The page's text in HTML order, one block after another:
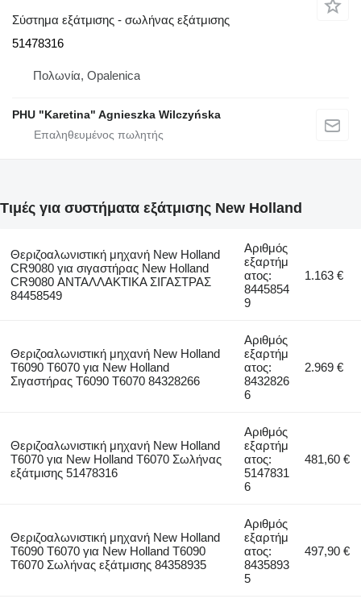
Σύστημα εξάτμισης - σωλήνας εξάτμισης
51478316
Πολωνία, Opalenica
PHU "Karetina" Agnieszka Wilczyńska
Τιμές για συστήματα εξάτμισης New Holland
Θεριζοαλωνιστική μηχανή New Holland
CR9080 για σιγαστήρας New Holland
CR9080 ΑΝΤΑΛΛΑΚΤΙΚΑ ΣΙΓΑΣΤΡΑΣ
84458549
Αριθμός
εξαρτήμ
ατος:
8445854
9
1.163 €
Θεριζοαλωνιστική μηχανή New Holland
T6090 T6070 για New Holland
Σιγαστήρας T6090 T6070 84328266
Αριθμός
εξαρτήμ
ατος:
8432826
6
2.969 €
Θεριζοαλωνιστική μηχανή New Holland
T6070 για New Holland T6070 Σωλήνας
εξάτμισης 51478316
Αριθμός
εξαρτήμ
ατος:
5147831
6
481,60 €
Θεριζοαλωνιστική μηχανή New Holland
T6090 T6070 για New Holland T6090
T6070 Σωλήνας εξάτμισης 84358935
Αριθμός
εξαρτήμ
ατος:
8435893
5
497,90 €